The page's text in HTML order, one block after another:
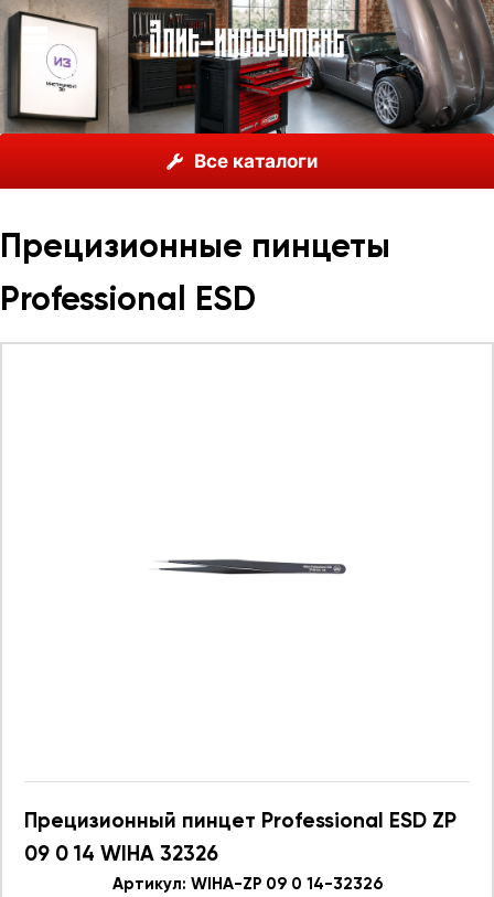
Все каталоги
Инструмент Wiha, Германия
Прецизионные пинцеты Professional ESD
Прецизионные пинцеты
Professional ESD
Прецизионный пинцет Professional ESD ZP
09 0 14 WIHA 32326
Артикул: WIHA-ZP 09 0 14-32326